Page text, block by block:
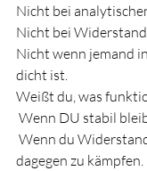
Nicht bei
Nicht bei Widerstand.
Nicht wenn jemand
dicht ist.
Weißt du, was
Wenn DU stabil
Wenn du
dagegen zu kämpfen.